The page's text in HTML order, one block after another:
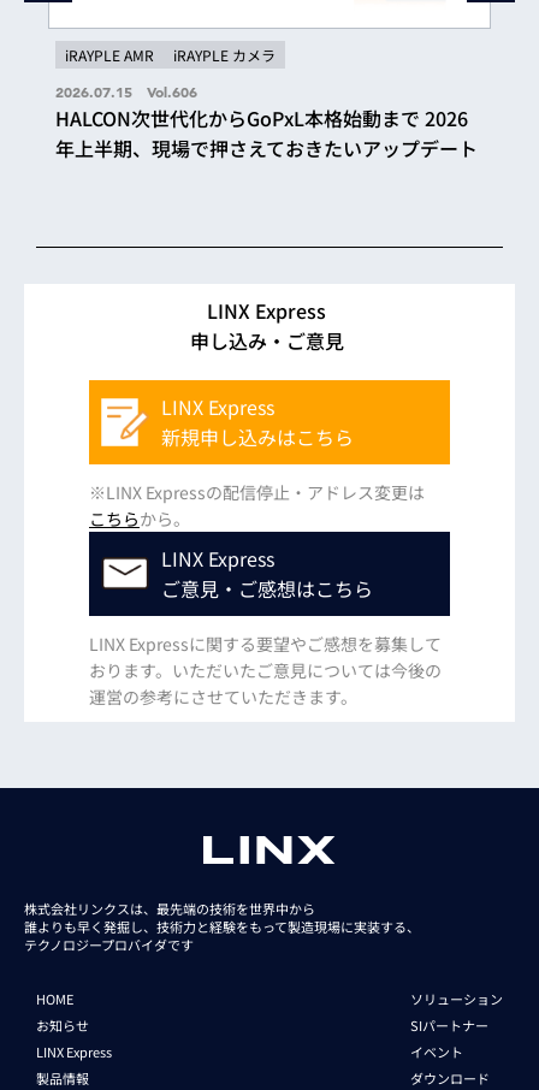
iRAYPLE AMR iRAYPLE カメラ
2026.07.15 Vol.606
HALCON次世代化からGoPxL本格始動まで 2026
年上半期、現場で押さえておきたいアップデート
LINX Express
申し込み・ご意見
LINX Express
新規申し込みはこちら
※LINX Expressの配信停止・アドレス変更は
こちらから。
LINX Express
ご意見・ご感想はこちら
LINX Expressに関する要望やご感想を募集して
おります。いただいたご意見については今後の
運営の参考にさせていただきます。
株式会社リンクスは、最先端の技術を世界中から
誰よりも早く発掘し、技術力と経験をもって製造現場に実装する、
テクノロジープロバイダです
HOME
お知らせ
LINX Express
製品情報
ソリューション
SIパートナー
イベント
ダウンロード